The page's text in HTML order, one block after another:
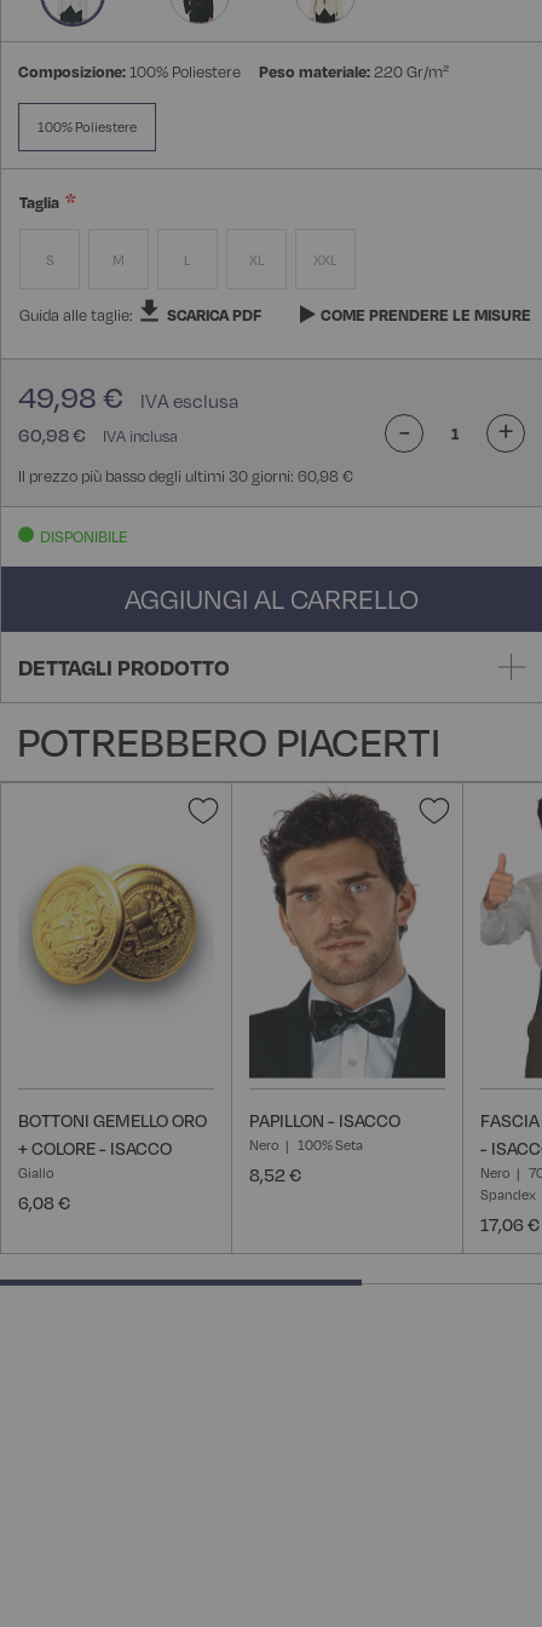
Composizione:100% Poliestere Peso materiale:220 Gr/m²
100% Poliestere
Taglia
S M L XL XXL
Guida alle taglie: SCARICA PDF COME PRENDERE LE MISURE
60,98 €
49,98 €
Il prezzo più basso degli ultimi 30 giorni: 60,98 €
- +
DISPONIBILE
AGGIUNGI AL CARRELLO
DETTAGLI PRODOTTO
POTREBBERO PIACERTI
Aggiungi
desideri
BOTTONI GEMELLO ORO
+ COLORE - ISACCO
Giallo
6,08 €
Aggiungi
lista
desideri
PAPILLON - ISACCO
Nero 100% Seta
8,52 €
-
Nero
Spandex
17,06 €
66.66666666666666% completed